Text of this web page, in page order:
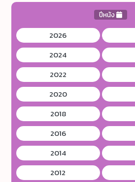
ปีหนัง
2026
2024
2022
2020
2018
2016
2014
2012